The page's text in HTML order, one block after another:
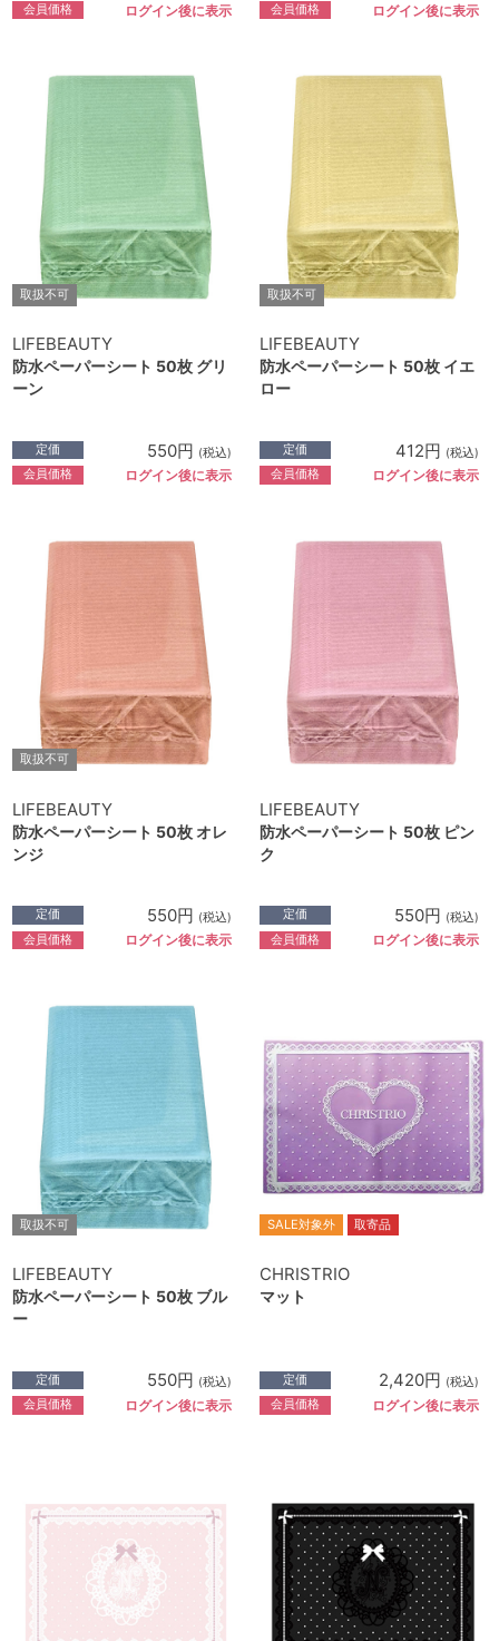
会員価格 ログイン後に表示 会員価格 ログイン後に表示
取扱不可
LIFEBEAUTY
防水ペーパーシート 50枚 グリ
ーン
定価 550円 (税込)
会員価格 ログイン後に表示
取扱不可
LIFEBEAUTY
防水ペーパーシート 50枚 イエ
ロー
定価 412円 (税込)
会員価格 ログイン後に表示
取扱不可
LIFEBEAUTY
防水ペーパーシート 50枚 オレ
ンジ
定価 550円 (税込)
会員価格 ログイン後に表示
LIFEBEAUTY
防水ペーパーシート 50枚 ピン
ク
定価 550円 (税込)
会員価格 ログイン後に表示
取扱不可
LIFEBEAUTY
防水ペーパーシート 50枚 ブル
ー
定価 550円 (税込)
会員価格 ログイン後に表示
SALE対象外 取寄品
CHRISTRIO
マット
定価 2,420円 (税込)
会員価格 ログイン後に表示